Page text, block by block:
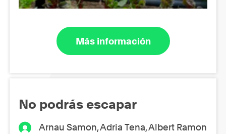
Más información
No podrás escapar
Arnau Samon, Adria Tena, Albert Ramon